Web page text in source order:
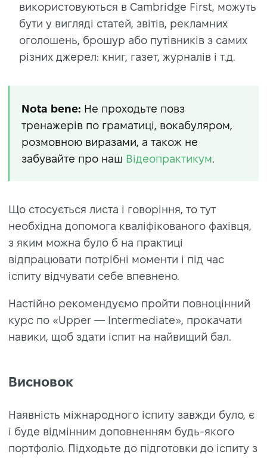
використовуються в Cambridge First, можуть
бути у вигляді статей, звітів, рекламних
оголошень, брошур або путівників з самих
різних джерел: книг, газет, журналів і т.д.
Nota bene: Не проходьте повз
тренажерів по граматиці, вокабуляром,
розмовною виразами, а також не
забувайте про наш Відеопрактикум
Що стосується листа і говоріння, то тут
необхідна допомога кваліфікованого фахівця,
з яким можна було б на практиці
відпрацювати потрібні моменти і під час
іспиту відчувати себе впевнено.
Настійно рекомендуємо пройти повноцінний
курс по «Upper — Intermediate», прокачати
навики, щоб здати іспит на найвищий бал.
Висновок
Наявність міжнародного іспиту завжди було, є
і буде відмінним доповненням будь-якого
портфоліо. Підходьте до підготовки до іспиту з